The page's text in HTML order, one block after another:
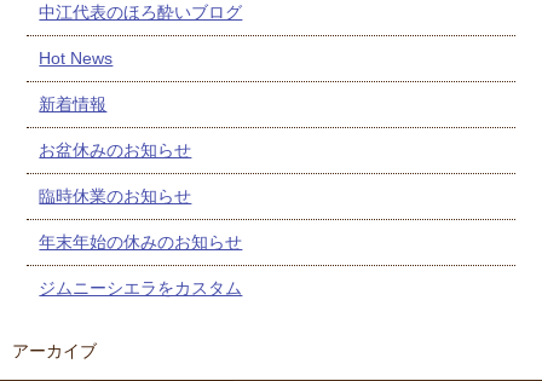
中江代表のほろ酔いブログ
Hot News
新着情報
お盆休みのお知らせ
臨時休業のお知らせ
年末年始の休みのお知らせ
ジムニーシエラをカスタム
アーカイブ